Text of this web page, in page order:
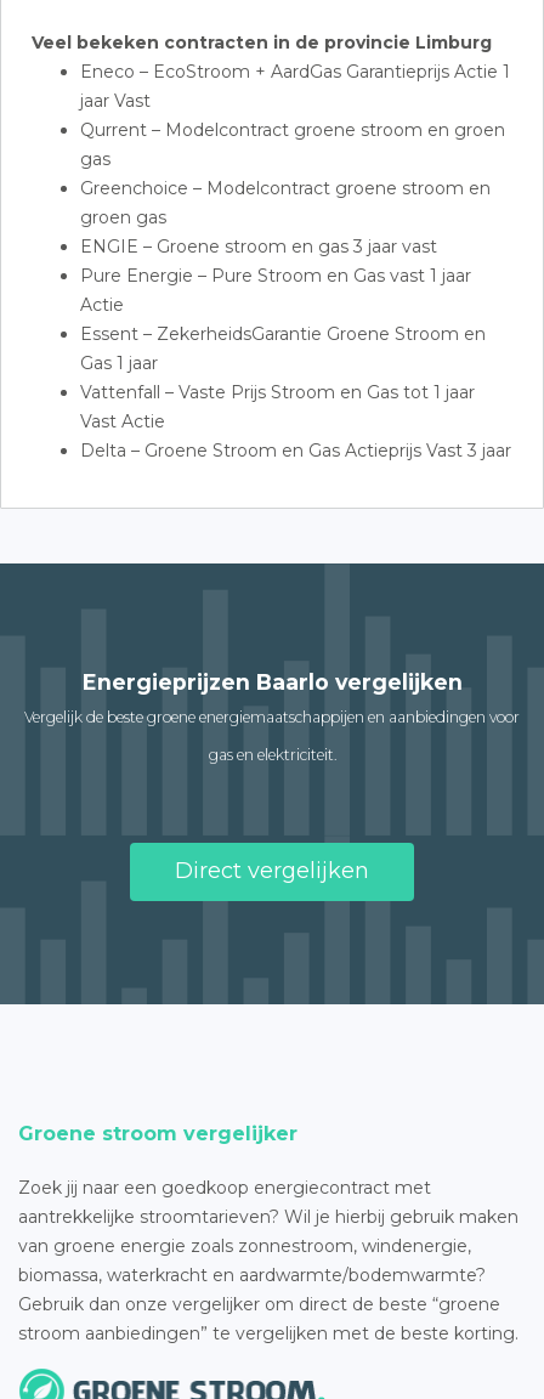
Veel bekeken contracten in de provincie Limburg
Eneco – EcoStroom + AardGas Garantieprijs Actie 1
jaar Vast
Qurrent – Modelcontract groene stroom en groen
gas
Greenchoice – Modelcontract groene stroom en
groen gas
ENGIE – Groene stroom en gas 3 jaar vast
Pure Energie – Pure Stroom en Gas vast 1 jaar
Actie
Essent – ZekerheidsGarantie Groene Stroom en
Gas 1 jaar
Vattenfall – Vaste Prijs Stroom en Gas tot 1 jaar
Vast Actie
Delta – Groene Stroom en Gas Actieprijs Vast 3 jaar
Energieprijzen Baarlo vergelijken
Vergelijk de beste groene energiemaatschappijen en aanbiedingen voor
gas en elektriciteit.
Direct vergelijken
Groene stroom vergelijker
Zoek jij naar een goedkoop energiecontract met
aantrekkelijke stroomtarieven? Wil je hierbij gebruik maken
van groene energie zoals zonnestroom, windenergie,
biomassa, waterkracht en aardwarmte/bodemwarmte?
Gebruik dan onze vergelijker om direct de beste “groene
stroom aanbiedingen” te vergelijken met de beste korting.